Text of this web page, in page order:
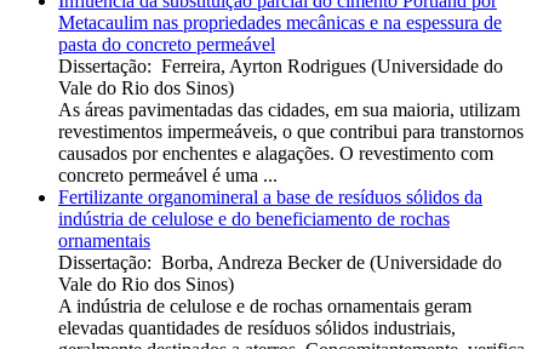
Metacaulim nas propriedades mecânicas e na espessura de
pasta do concreto permeável
Dissertação: Ferreira, Ayrton Rodrigues (Universidade do
Vale do Rio dos Sinos)
As áreas pavimentadas das cidades, em sua maioria, utilizam
revestimentos impermeáveis, o que contribui para transtornos
causados por enchentes e alagações. O revestimento com
concreto permeável é uma ...
Fertilizante organomineral a base de resíduos sólidos da
indústria de celulose e do beneficiamento de rochas
ornamentais
Dissertação: Borba, Andreza Becker de (Universidade do
Vale do Rio dos Sinos)
A indústria de celulose e de rochas ornamentais geram
elevadas quantidades de resíduos sólidos industriais,